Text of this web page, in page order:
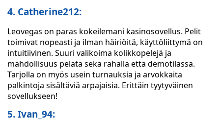
4. Catherine212:
Leovegas on paras kokeilemani kasinosovellus. Pelit
toimivat nopeasti ja ilman häiriöitä, käyttöliittymä on
intuitiivinen. Suuri valikoima kolikkopelejä ja
mahdollisuus pelata sekä rahalla että demotilassa.
Tarjolla on myös usein turnauksia ja arvokkaita
palkintoja sisältäviä arpajaisia. Erittäin tyytyväinen
sovellukseen!
5. Ivan_94: